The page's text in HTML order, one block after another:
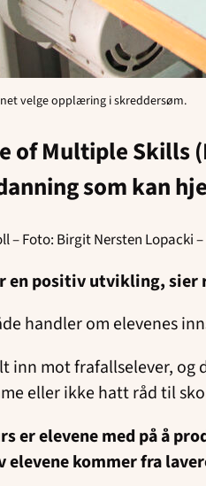
velge opplæring i skreddersøm.
of Multiple Skills
som kan
– Foto: Birgit Nersten Lopacki
en positiv utvikling, sier
handler om elevenes
inn mot frafallselever,
eller ikke hatt råd til
er elevene med på å
kommer fra